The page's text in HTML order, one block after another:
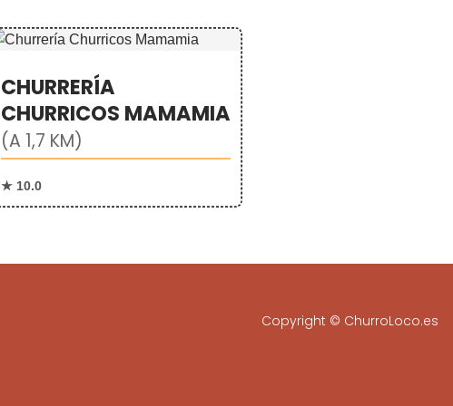
CHURRERÍA
CHURRICOS MAMAMIA
(A 1,7 KM)
★ 10.0
Copyright © ChurroLoco.es